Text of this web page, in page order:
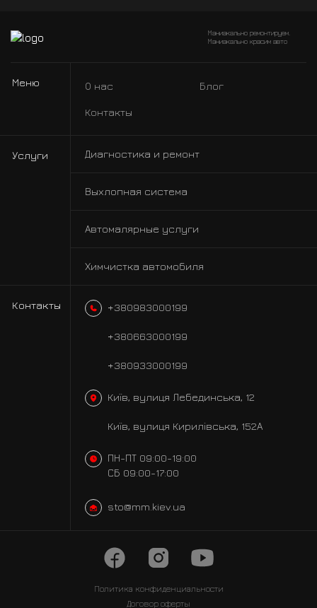
Маниакально ремонтируем.
Маниакально красим авто
Меню О нас
Контакты
Блог
Услуги Диагностика и ремонт
Выхлопная система
Автомалярные услуги
Химчистка автомобиля
Контакты
Київ, вулиця Лебединська, 12
Київ, вулиця Кирилівська, 152А
ПН-ПТ 09:00-19:00
СБ 09:00-17:00
sto@mm.kiev.ua
+380983000199
+380663000199
+380933000199
Политика конфиденциальности
Договор оферты